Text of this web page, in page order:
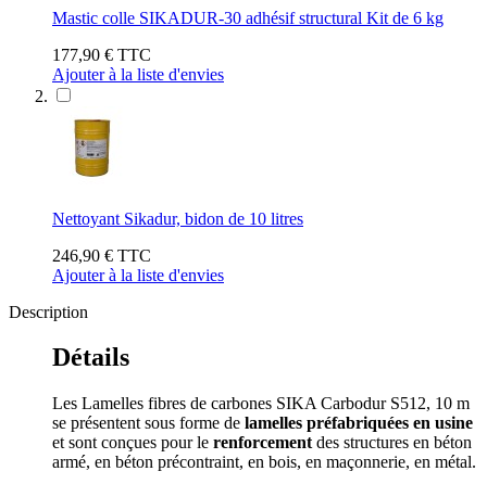
Mastic colle SIKADUR-30 adhésif structural Kit de 6 kg
177,90 € TTC
Ajouter à la liste d'envies
Nettoyant Sikadur, bidon de 10 litres
246,90 € TTC
Ajouter à la liste d'envies
Description
Détails
Les Lamelles fibres de carbones SIKA Carbodur S512, 10 m
se présentent sous forme de lamelles préfabriquées en usine
et sont conçues pour le renforcement des structures en béton
armé, en béton précontraint, en bois, en maçonnerie, en métal.